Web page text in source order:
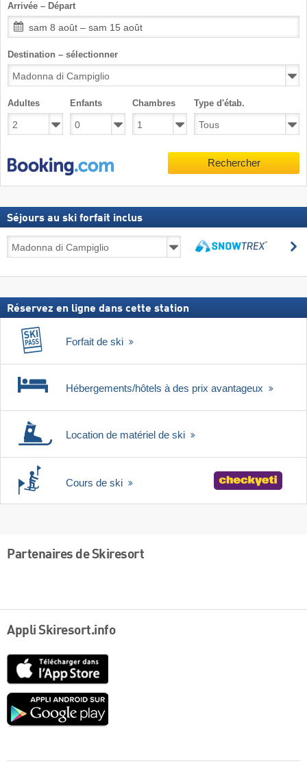
Arrivée – Départ
sam 8 août – sam 15 août
Destination – sélectionner
Adultes Enfants Chambres Type d'étab.
Rechercher
Séjours au ski forfait inclus
au
forfait
Réservez en ligne dans cette station
Forfait de ski
Hébergements/hôtels à des prix avantageux
Location de matériel de ski
Cours de ski
Partenaires de Skiresort
Appli Skiresort.info
Google